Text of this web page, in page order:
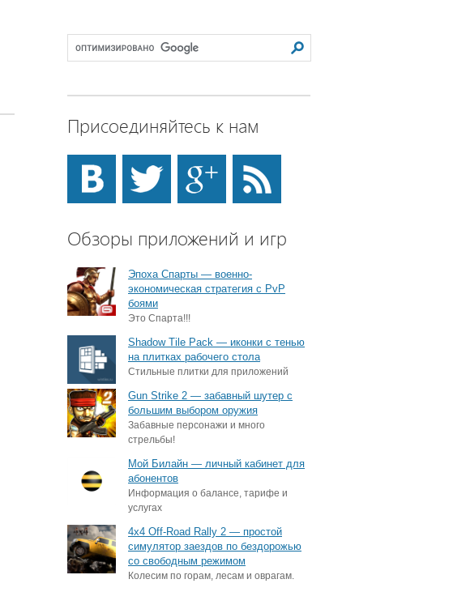
Присоединяйтесь к нам
Обзоры приложений и игр
Эпоха Спарты — военно-
экономическая стратегия с PvP
боями
Это Спарта!!!
Shadow Tile Pack — иконки с тенью
на плитках рабочего стола
Стильные плитки для приложений
Gun Strike 2 — забавный шутер с
большим выбором оружия
Забавные персонажи и много
стрельбы!
Мой Билайн — личный кабинет для
абонентов
Информация о балансе, тарифе и
услугах
4x4 Off-Road Rally 2 — простой
симулятор заездов по бездорожью
со свободным режимом
Колесим по горам, лесам и оврагам.